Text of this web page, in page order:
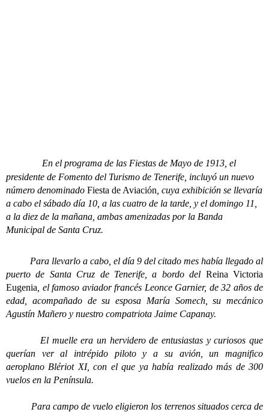
En el programa de las Fiestas de Mayo de 1913, el
presidente de Fomento del Turismo de Tenerife, incluyó un nuevo
número denominado Fiesta de Aviación , cuya exhibición se llevaría
a cabo el sábado día 10, a las cuatro de la tarde, y el domingo 11,
a la diez de la mañana, ambas amenizadas por la Banda
Municipal de Santa Cruz.
Para llevarlo a cabo, el día 9 del citado mes había llegado al
puerto de Santa Cruz de Tenerife, a bordo del Reina Victoria
Eugenia , el famoso aviador francés Leonce Garnier, de 32 años de
edad, acompañado de su esposa María Somech, su mecánico
Agustín Mañero y nuestro compatriota Jaime Capanay.
El muelle era un hervidero de entusiastas y curiosos que
querían ver al intrépido piloto y a su avión, un magnifico
aeroplano Blériot XI, con el que ya había realizado más de 300
vuelos en la Península.
Para campo de vuelo eligieron los terrenos situados cerca de